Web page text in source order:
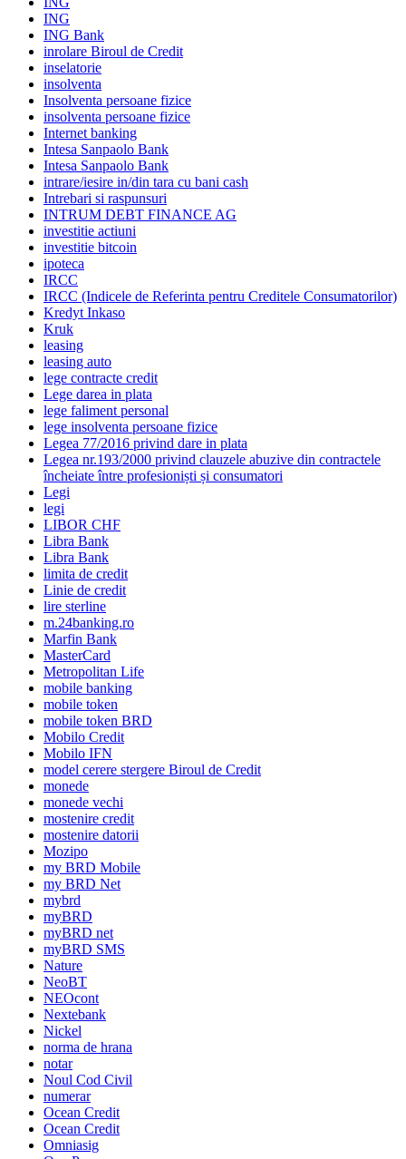
ING
ING Bank
inrolare Biroul de Credit
inselatorie
insolventa
Insolventa persoane fizice
insolventa persoane fizice
Internet banking
Intesa Sanpaolo Bank
Intesa Sanpaolo Bank
intrare/iesire in/din tara cu bani cash
Intrebari si raspunsuri
INTRUM DEBT FINANCE AG
investitie actiuni
investitie bitcoin
ipoteca
IRCC
IRCC (Indicele de Referinta pentru Creditele Consumatorilor)
Kredyt Inkaso
Kruk
leasing
leasing auto
lege contracte credit
Lege darea in plata
lege faliment personal
lege insolventa persoane fizice
Legea 77/2016 privind dare in plata
Legea nr.193/2000 privind clauzele abuzive din contractele
încheiate între profesioniști și consumatori
Legi
legi
LIBOR CHF
Libra Bank
Libra Bank
limita de credit
Linie de credit
lire sterline
m.24banking.ro
Marfin Bank
MasterCard
Metropolitan Life
mobile banking
mobile token
mobile token BRD
Mobilo Credit
Mobilo IFN
model cerere stergere Biroul de Credit
monede
monede vechi
mostenire credit
mostenire datorii
Mozipo
my BRD Mobile
my BRD Net
mybrd
myBRD
myBRD net
myBRD SMS
Nature
NeoBT
NEOcont
Nextebank
Nickel
norma de hrana
notar
Noul Cod Civil
numerar
Ocean Credit
Ocean Credit
Omniasig